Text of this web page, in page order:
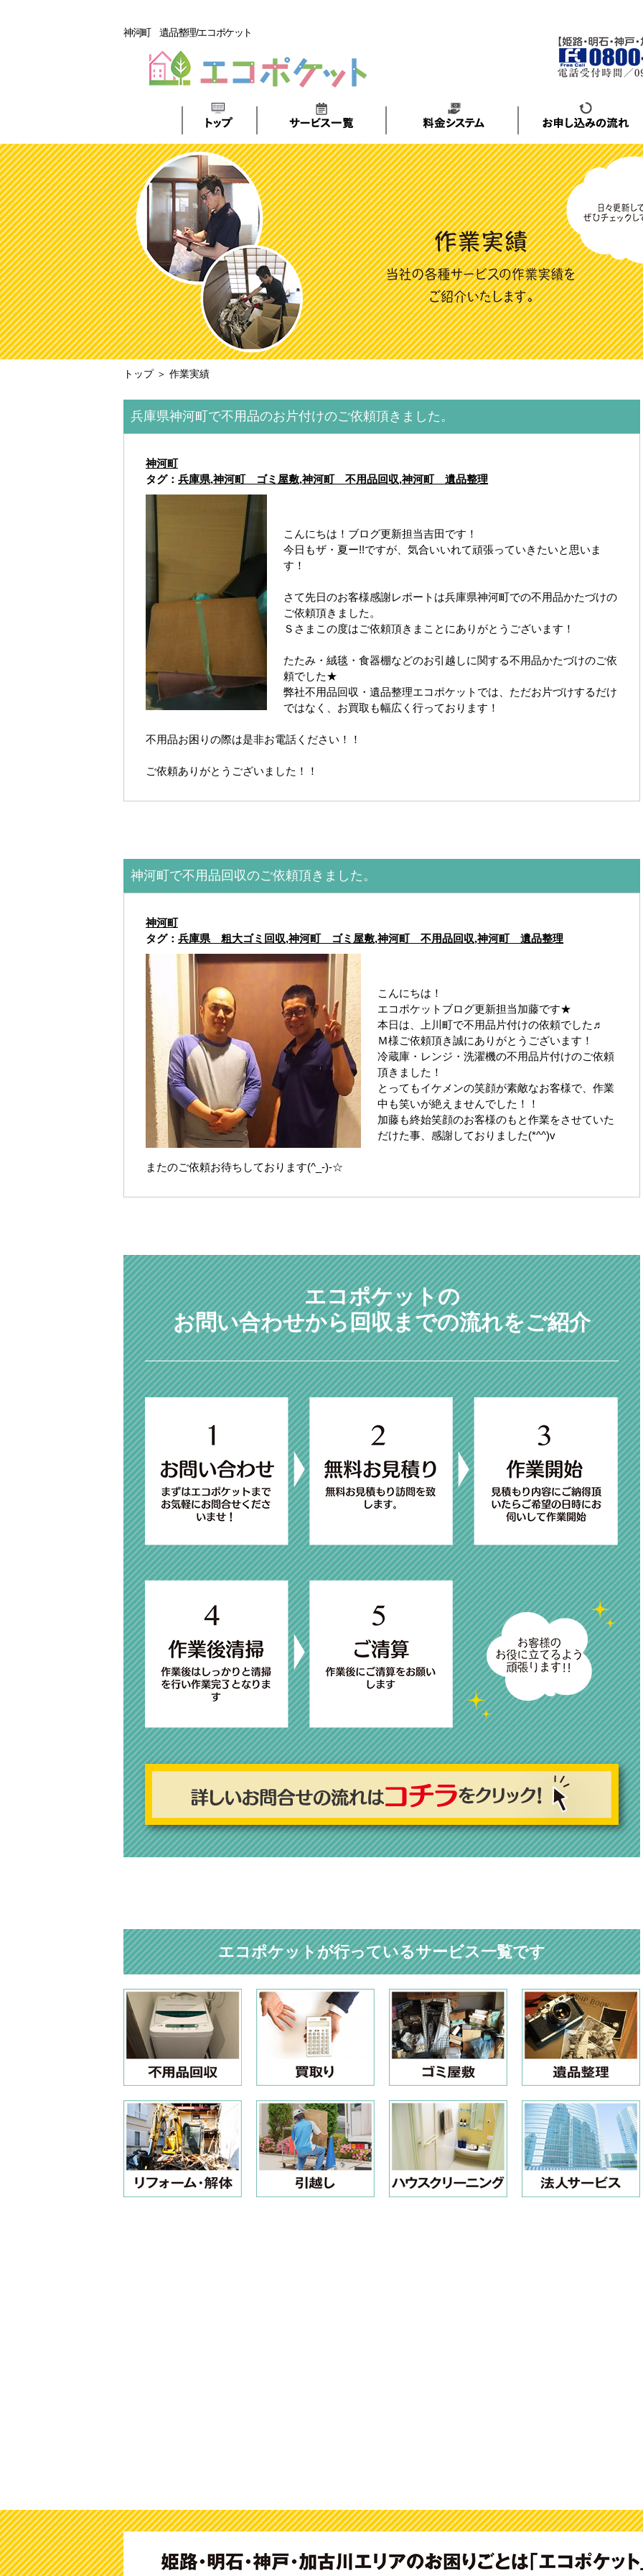
神河町 遺品整理/エコポケット
トップ＞ 作業実績
兵庫県神河町で不用品のお片付けのご依頼頂きました。
神河町
タグ： 兵庫県,神河町 ゴミ屋敷,神河町 不用品回収,神河町 遺品整理
こんにちは！ブログ更新担当吉田です！
今日もザ・夏ー!!ですが、気合いいれて頑張っていきたいと思いま
す！
さて先日のお客様感謝レポートは兵庫県神河町での不用品かたづけの
ご依頼頂きました。
Ｓさまこの度はご依頼頂きまことにありがとうございます！
たたみ・絨毯・食器棚などのお引越しに関する不用品かたづけのご依
頼でした★
弊社不用品回収・遺品整理エコポケットでは、ただお片づけするだけ
ではなく、お買取も幅広く行っております！
不用品お困りの際は是非お電話ください！！
ご依頼ありがとうございました！！
神河町で不用品回収のご依頼頂きました。
神河町
タグ： 兵庫県 粗大ゴミ回収,神河町 ゴミ屋敷,神河町 不用品回収,神河町 遺品整理
こんにちは！
エコポケットブログ更新担当加藤です★
本日は、上川町で不用品片付けの依頼でした♬
Ｍ様ご依頼頂き誠にありがとうございます！
冷蔵庫・レンジ・洗濯機の不用品片付けのご依頼
頂きました！
とってもイケメンの笑顔が素敵なお客様で、作業
中も笑いが絶えませんでした！！
加藤も終始笑顔のお客様のもと作業をさせていた
だけた事、感謝しておりました(*^^)v
またのご依頼お待ちしております(^_-)-☆
エコポケットの
お問い合わせから回収までの流れをご紹介
エコポケットが行っているサービス一覧です